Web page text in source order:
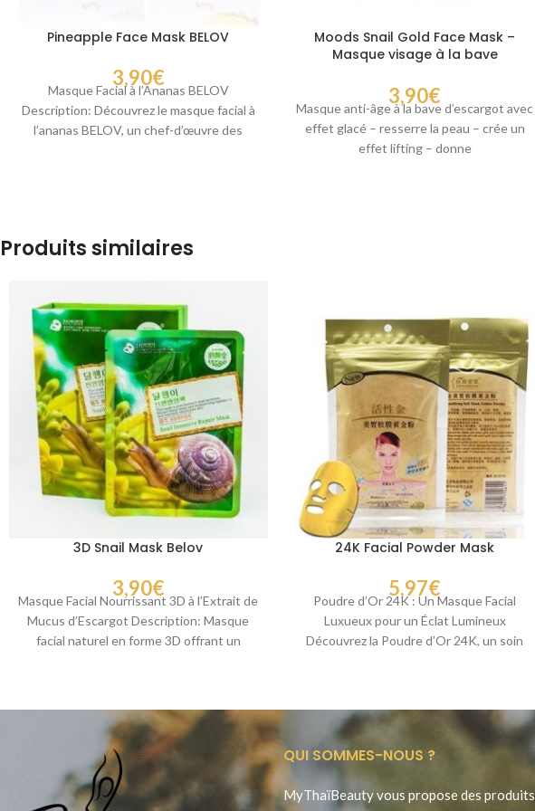
Pineapple Face Mask BELOV
3,90€
Masque Facial à l’Ananas BELOV
Description: Découvrez le masque facial à
l’ananas BELOV, un chef-d’œuvre des
Moods Snail Gold Face Mask –
Masque visage à la bave
3,90€
Masque anti-âge à la bave d’escargot avec
effet glacé – resserre la peau – crée un
effet lifting – donne
Produits similaires
3D Snail Mask Belov
3,90€
Masque Facial Nourrissant 3D à l’Extrait de
Mucus d’Escargot Description: Masque
facial naturel en forme 3D offrant un
24K Facial Powder Mask
5,97€
Poudre d’Or 24K : Un Masque Facial
Luxueux pour un Éclat Lumineux
Découvrez la Poudre d’Or 24K, un soin
QUI SOMMES-NOUS ?
MyThaïBeauty vous propose des produits